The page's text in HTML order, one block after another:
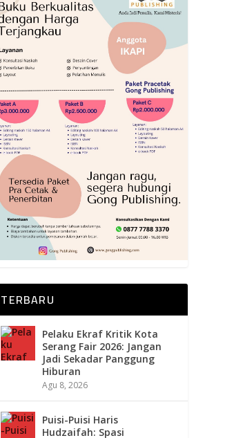
TERBARU
Pelaku Ekraf Kritik Kota
Serang Fair 2026: Jangan
Jadi Sekadar Panggung
Hiburan
Agu 8, 2026
Puisi-Puisi Haris
Hudzaifah: Spasi